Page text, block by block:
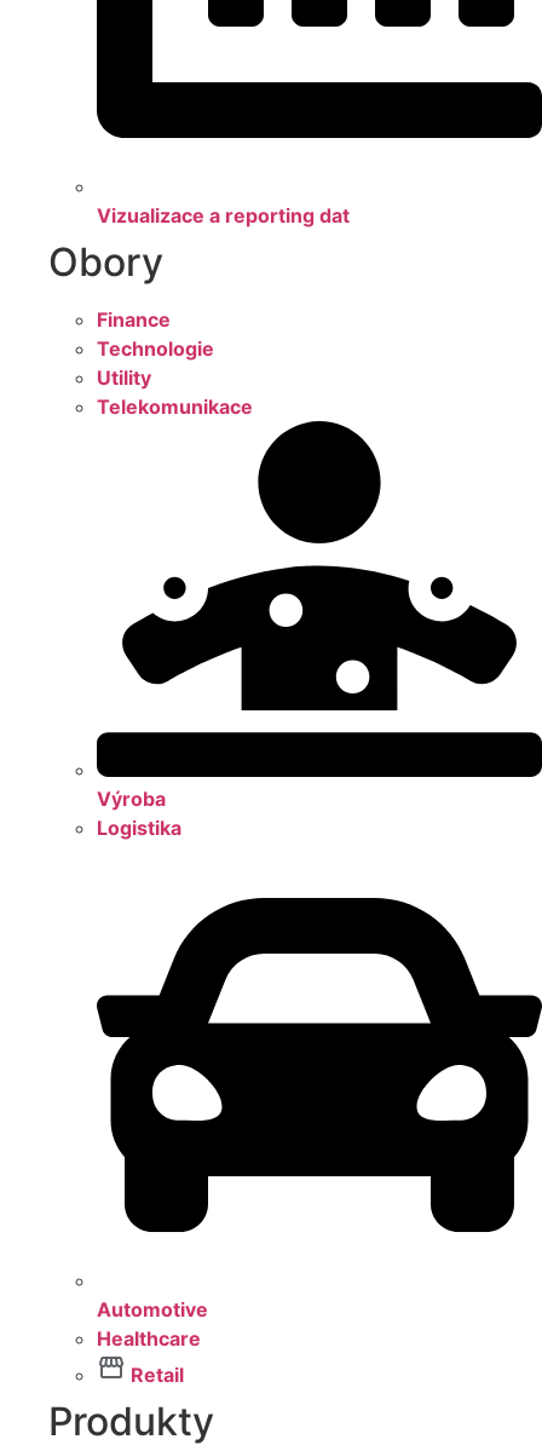
Vizualizace a reporting dat
Obory
Finance
Technologie
Utility
Telekomunikace
Výroba
Logistika
Automotive
Healthcare
Retail
Produkty